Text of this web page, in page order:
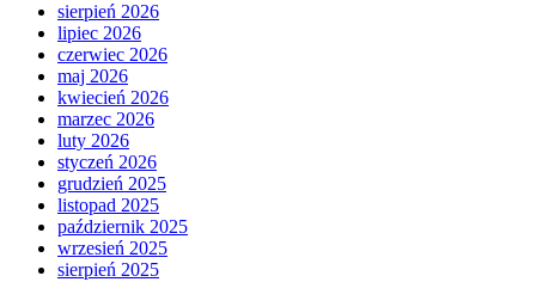
sierpień 2026
lipiec 2026
czerwiec 2026
maj 2026
kwiecień 2026
marzec 2026
luty 2026
styczeń 2026
grudzień 2025
listopad 2025
październik 2025
wrzesień 2025
sierpień 2025